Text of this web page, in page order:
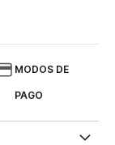
MODOS DE
PAGO